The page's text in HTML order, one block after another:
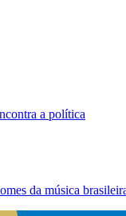
a política
da música